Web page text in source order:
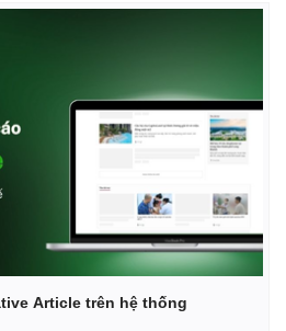
Article trên hệ thống